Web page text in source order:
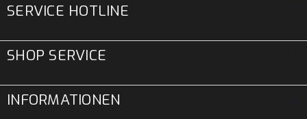
SERVICE HOTLINE
SHOP SERVICE
INFORMATIONEN